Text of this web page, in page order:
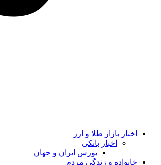
اخبار بازار طلا و ارز
اخبار بانکی
بورس ایران و جهان
خانواده و زندگی مردم